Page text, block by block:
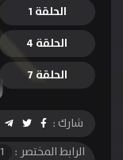
الحلقة 1
الحلقة 4
الحلقة 7
الحلقة 10
الحلقة 13
شارك :
الرابط المختصر :